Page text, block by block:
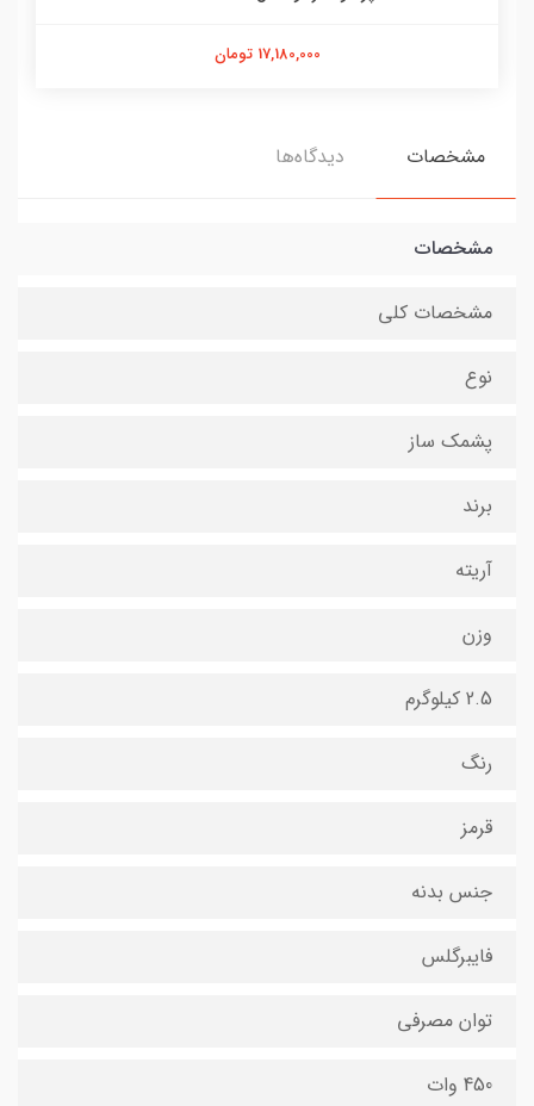
17,180,000 تومان
مشخصات دیدگاه‌ها
مشخصات
مشخصات کلی
نوع
پشمک ساز
برند
آریته
وزن
2.5 کیلوگرم
رنگ
قرمز
جنس بدنه
فایبرگلس
توان مصرفی
450 وات